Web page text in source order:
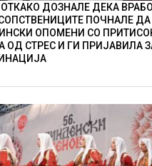
ДОЗНАЛЕ ДЕКА
ПОЧНАЛЕ
ОПОМЕНИ СО ПРИТИСОК
ОД СТРЕС И ГИ ПРИЈАВИЛА